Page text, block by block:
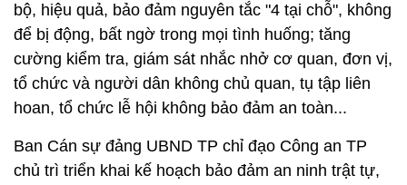
bộ, hiệu quả, bảo đảm nguyên tắc "4 tại chỗ", không
để bị động, bất ngờ trong mọi tình huống; tăng
cường kiểm tra, giám sát nhắc nhở cơ quan, đơn vị,
tổ chức và người dân không chủ quan, tụ tập liên
hoan, tổ chức lễ hội không bảo đảm an toàn...
Ban Cán sự đảng UBND TP chỉ đạo Công an TP
chủ trì triển khai kế hoạch bảo đảm an ninh trật tự,